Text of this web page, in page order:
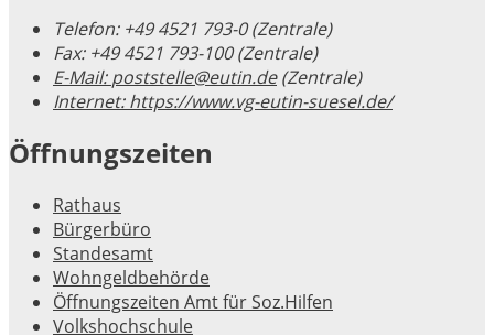
Telefon: +49 4521 793-0 (Zentrale)
Fax: +49 4521 793-100 (Zentrale)
E-Mail:poststelle@eutin.de(Zentrale)
Internet:https://www.vg-eutin-suesel.de/
Öffnungszeiten
Rathaus
Bürgerbüro
Standesamt
Wohngeldbehörde
Öffnungszeiten Amt für Soz.Hilfen
Volkshochschule